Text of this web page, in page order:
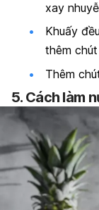
xay
Khuấy
thêm
Thêm
5. Cách làm